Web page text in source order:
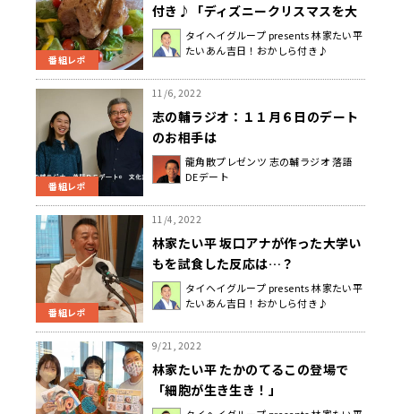
番組レポ
付き♪「ディズニークリスマスを大
満喫！」タイヘイグループ presents 林家たい平
たいあん吉日！おかしら付き♪
番組レポ
11/6, 2022
志の輔ラジオ：１１月６日のデート
のお相手は
龍角散プレゼンツ 志の輔ラジオ 落語
DEデート
番組レポ
11/4, 2022
林家たい平 坂口アナが作った大学い
もを試食した反応は…？
タイヘイグループ presents 林家たい平
たいあん吉日！おかしら付き♪
9/21, 2022
林家たい平 たかのてるこの登場で
「細胞が生き生き！」